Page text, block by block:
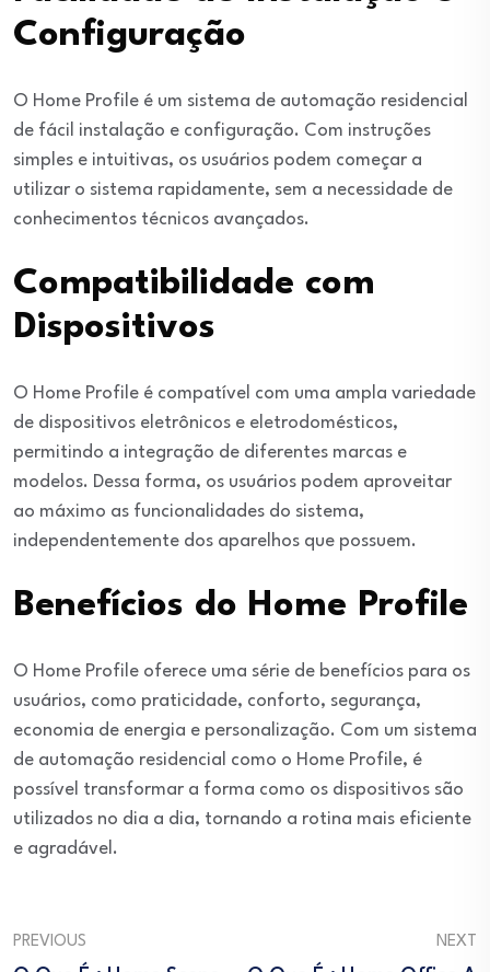
Configuração
O Home Profile é um sistema de automação residencial
de fácil instalação e configuração. Com instruções
simples e intuitivas, os usuários podem começar a
utilizar o sistema rapidamente, sem a necessidade de
conhecimentos técnicos avançados.
Compatibilidade com
Dispositivos
O Home Profile é compatível com uma ampla variedade
de dispositivos eletrônicos e eletrodomésticos,
permitindo a integração de diferentes marcas e
modelos. Dessa forma, os usuários podem aproveitar
ao máximo as funcionalidades do sistema,
independentemente dos aparelhos que possuem.
Benefícios do Home Profile
O Home Profile oferece uma série de benefícios para os
usuários, como praticidade, conforto, segurança,
economia de energia e personalização. Com um sistema
de automação residencial como o Home Profile, é
possível transformar a forma como os dispositivos são
utilizados no dia a dia, tornando a rotina mais eficiente
e agradável.
PREVIOUS NEXT